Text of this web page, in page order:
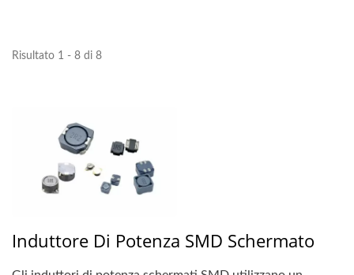
Risultato 1 - 8 di 8
Induttore Di Potenza SMD Schermato